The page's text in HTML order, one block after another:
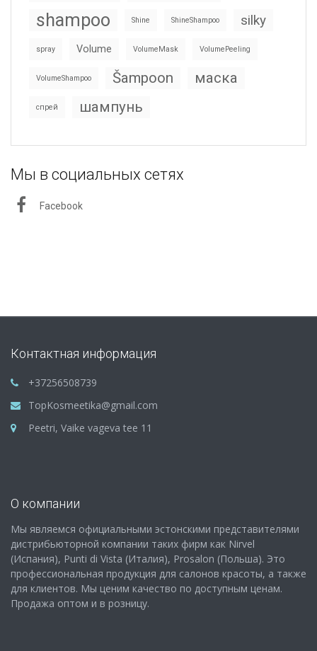
shampoo Shine ShineShampoo silky
spray Volume VolumeMask VolumePeeling
VolumeShampoo Šampoon маска
спрей шампунь
Мы в социальных сетях
Facebook
Контактная информация
+37256508739
TopKosmeetika@gmail.com
Peetri, Vaike vageva tee 11
О компании
Мы являемся официальными эстонскими представителями
дистрибьюторной компании таких фирм как Nirvel
(Испания), Punti di Vista (Италия), Prosalon (Польша). Это
профессиональная продукция для салонов красоты, а также
для клиентов. Мы ценим качество по доступным ценам.
Продажа оптом и в розницу.